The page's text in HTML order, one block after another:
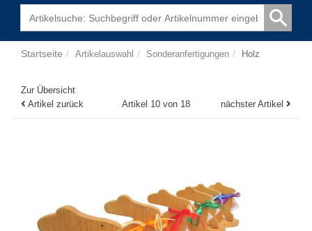
Startseite Artikelauswahl Sonderanfertigungen Holz
Zur Übersicht
Artikel zurück
Artikel 10 von 18 nächster Artikel